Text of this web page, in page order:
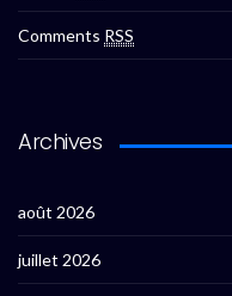
Comments RSS
Archives
août 2026
juillet 2026